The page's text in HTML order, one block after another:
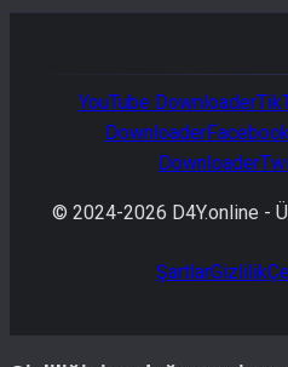
YouTube Downloader
DownloaderFacebook
Downloader
© 2024-2026 D4Y.online -
ŞartlarGizlilik